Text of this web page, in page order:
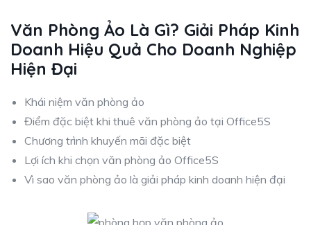
Văn Phòng Ảo Là Gì? Giải Pháp Kinh
Doanh Hiệu Quả Cho Doanh Nghiệp
Hiện Đại
Khái niệm văn phòng ảo
Điểm đặc biệt khi thuê văn phòng ảo tại Office5S
Chương trình khuyến mãi đặc biệt
Lợi ích khi chọn văn phòng ảo Office5S
Vì sao văn phòng ảo là giải pháp kinh doanh hiện đại